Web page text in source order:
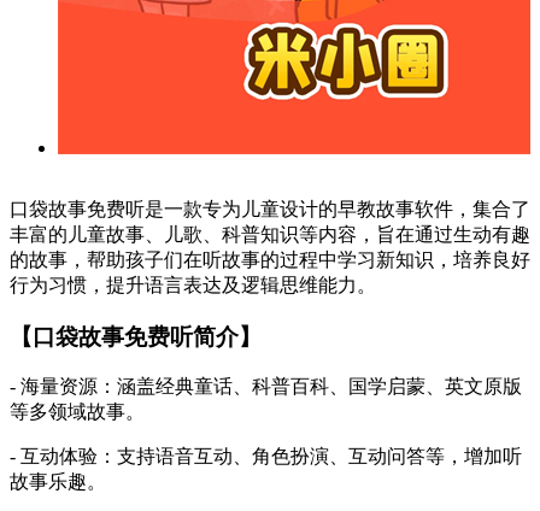
口袋故事免费听是一款专为儿童设计的早教故事软件，集合了
丰富的儿童故事、儿歌、科普知识等内容，旨在通过生动有趣
的故事，帮助孩子们在听故事的过程中学习新知识，培养良好
行为习惯，提升语言表达及逻辑思维能力。
【口袋故事免费听简介】
- 海量资源：涵盖经典童话、科普百科、国学启蒙、英文原版
等多领域故事。
- 互动体验：支持语音互动、角色扮演、互动问答等，增加听
故事乐趣。